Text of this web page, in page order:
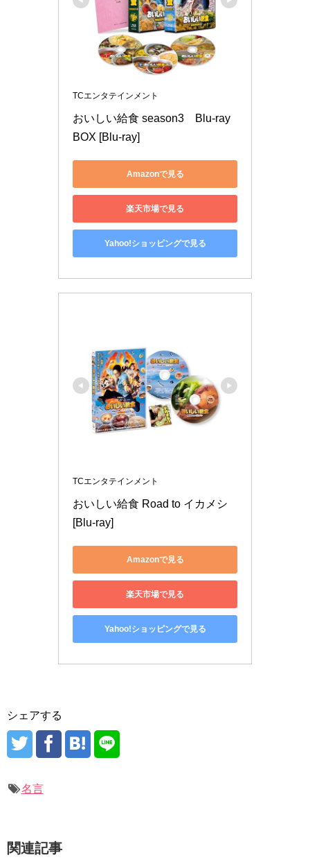
TCエンタテインメント
おいしい給食 season3　Blu-ray
BOX [Blu-ray]
Amazonで見る
楽天市場で見る
Yahoo!ショッピングで見る
TCエンタテインメント
おいしい給食 Road to イカメシ
[Blu-ray]
Amazonで見る
楽天市場で見る
Yahoo!ショッピングで見る
シェアする
名言
関連記事